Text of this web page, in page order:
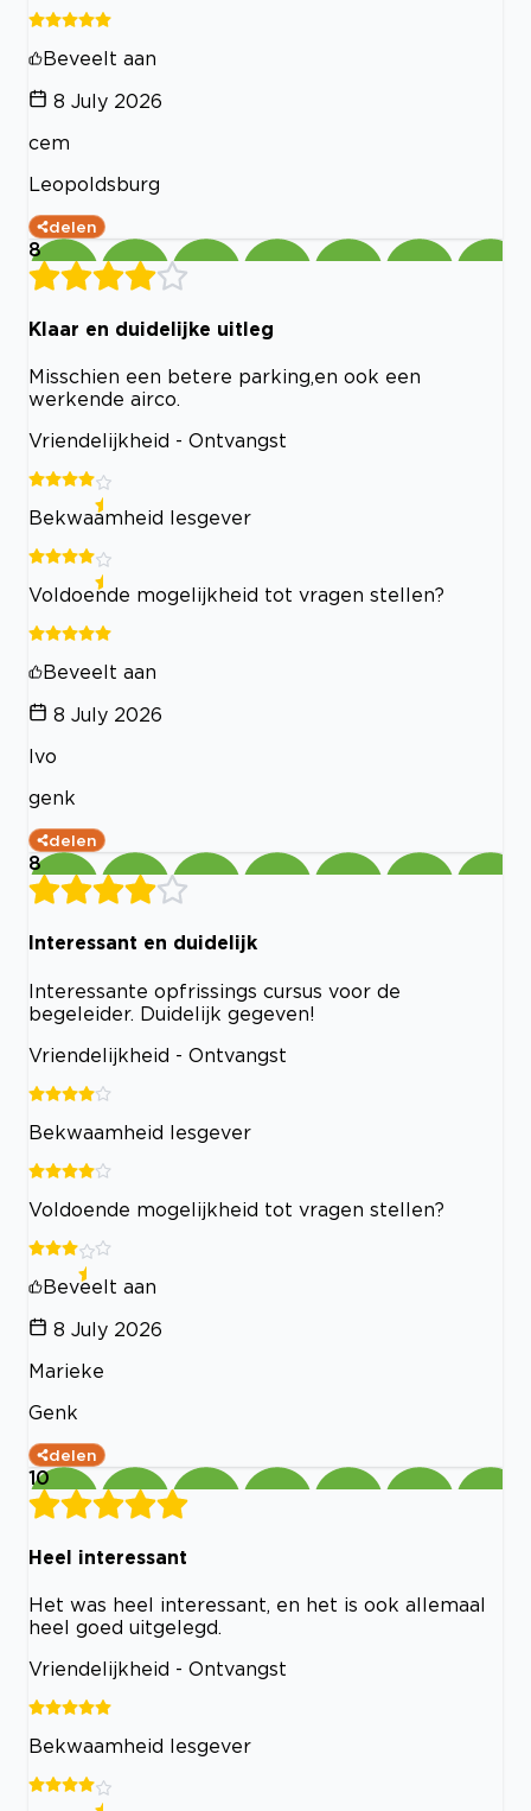
Beveelt aan
8 July 2026
cem
Leopoldsburg
delen
8
Klaar en duidelijke uitleg
Misschien een betere parking,en ook een
werkende airco.
Vriendelijkheid - Ontvangst
Bekwaamheid lesgever
Voldoende mogelijkheid tot vragen stellen?
Beveelt aan
8 July 2026
Ivo
genk
delen
8
Interessant en duidelijk
Interessante opfrissings cursus voor de
begeleider. Duidelijk gegeven!
Vriendelijkheid - Ontvangst
Bekwaamheid lesgever
Voldoende mogelijkheid tot vragen stellen?
Beveelt aan
8 July 2026
Marieke
Genk
delen
10
Heel interessant
Het was heel interessant, en het is ook allemaal
heel goed uitgelegd.
Vriendelijkheid - Ontvangst
Bekwaamheid lesgever